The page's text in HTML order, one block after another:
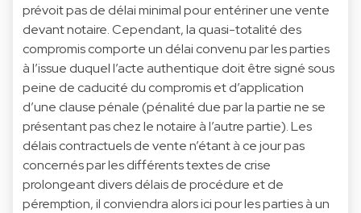
prévoit pas de délai minimal pour entériner une vente
devant notaire. Cependant, la quasi-totalité des
compromis comporte un délai convenu par les parties
à l’issue duquel l’acte authentique doit être signé sous
peine de caducité du compromis et d’application
d’une clause pénale (pénalité due par la partie ne se
présentant pas chez le notaire à l’autre partie). Les
délais contractuels de vente n’étant à ce jour pas
concernés par les différents textes de crise
prolongeant divers délais de procédure et de
péremption, il conviendra alors ici pour les parties à un